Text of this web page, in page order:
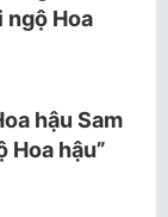
ngộ Hoa
hậu Sam
Hoa hậu”